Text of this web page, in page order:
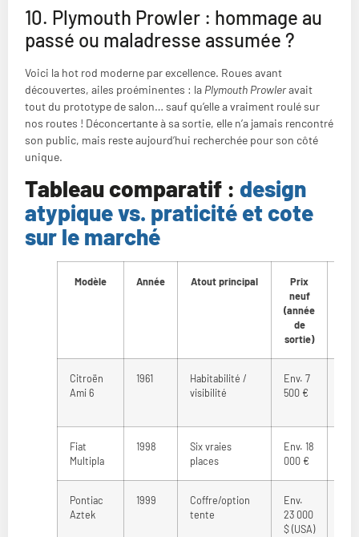
10. Plymouth Prowler : hommage au
passé ou maladresse assumée ?
Voici la hot rod moderne par excellence. Roues avant
découvertes, ailes proéminentes : la Plymouth Prowleravait
tout du prototype de salon… sauf qu’elle a vraiment roulé sur
nos routes ! Déconcertante à sa sortie, elle n’a jamais rencontré
son public, mais reste aujourd’hui recherchée pour son côté
unique.
Tableau comparatif : design
atypique vs. praticité et cote
sur le marché
Modèle Année Atout principal
Prix
neuf
(année
de
sortie)
Citroën
Ami 6
1961
Habitabilité /
visibilité
Env. 7
500 €
Fiat
Multipla
1998
Six vraies
places
Env. 18
000 €
Pontiac
Aztek
1999
Coffre/option
tente
Env.
23 000
$ (USA)